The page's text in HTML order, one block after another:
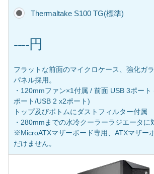
Thermaltake S100 TG(標準)
----円
フラットな前面のマイクロケース、強化ガ
パネル採用。
・120mmファン×1付属 / 前面 USB 3ポート
ポート/USB 2 x2ポート)
トップ及びボトムにダストフィルター付属
・280mmまでの水冷クーラーラジエータに
※MicroATXマザーボード専用、ATXマザー
だけません。